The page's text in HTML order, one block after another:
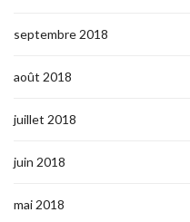
septembre 2018
août 2018
juillet 2018
juin 2018
mai 2018